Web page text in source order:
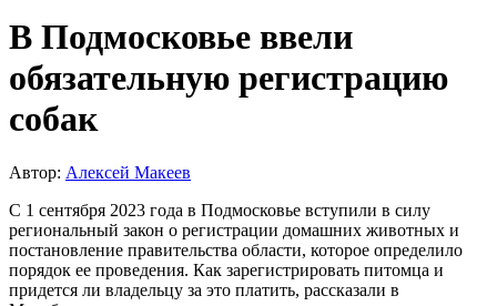
В Подмосковье ввели
обязательную регистрацию
собак
Автор: Алексей Макеев
С 1 сентября 2023 года в Подмосковье вступили в силу
региональный закон о регистрации домашних животных и
постановление правительства области, которое определило
порядок ее проведения. Как зарегистрировать питомца и
придется ли владельцу за это платить, рассказали в